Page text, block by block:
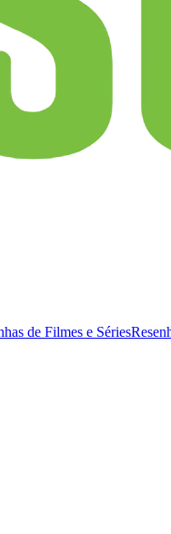
de Filmes e Séries